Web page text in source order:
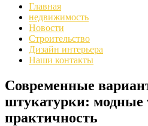
Главная
недвижимость
Новости
Строительство
Дизайн интерьера
Наши контакты
Современные
штукатурки: модные
практичность